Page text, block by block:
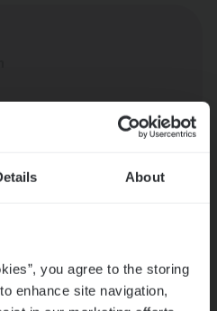
About
you agree to the storing
enhance site navigation,
dossiers én droge